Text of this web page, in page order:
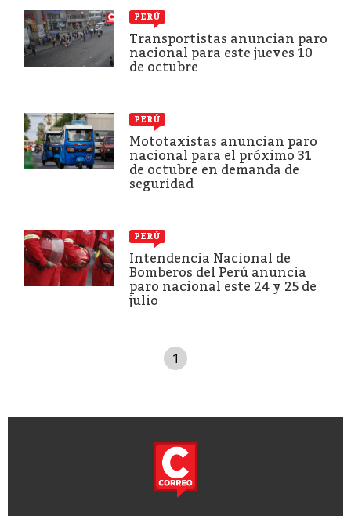
PERÚ
Transportistas anuncian paro
nacional para este jueves 10
de octubre
PERÚ
Mototaxistas anuncian paro
nacional para el próximo 31
de octubre en demanda de
seguridad
PERÚ
Intendencia Nacional de
Bomberos del Perú anuncia
paro nacional este 24 y 25 de
julio
1